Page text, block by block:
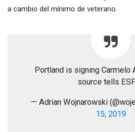
a cambio del mínimo de veterano.
Portland is signing Carmelo
source tells
— Adrian Wojnarowski
15, 2019